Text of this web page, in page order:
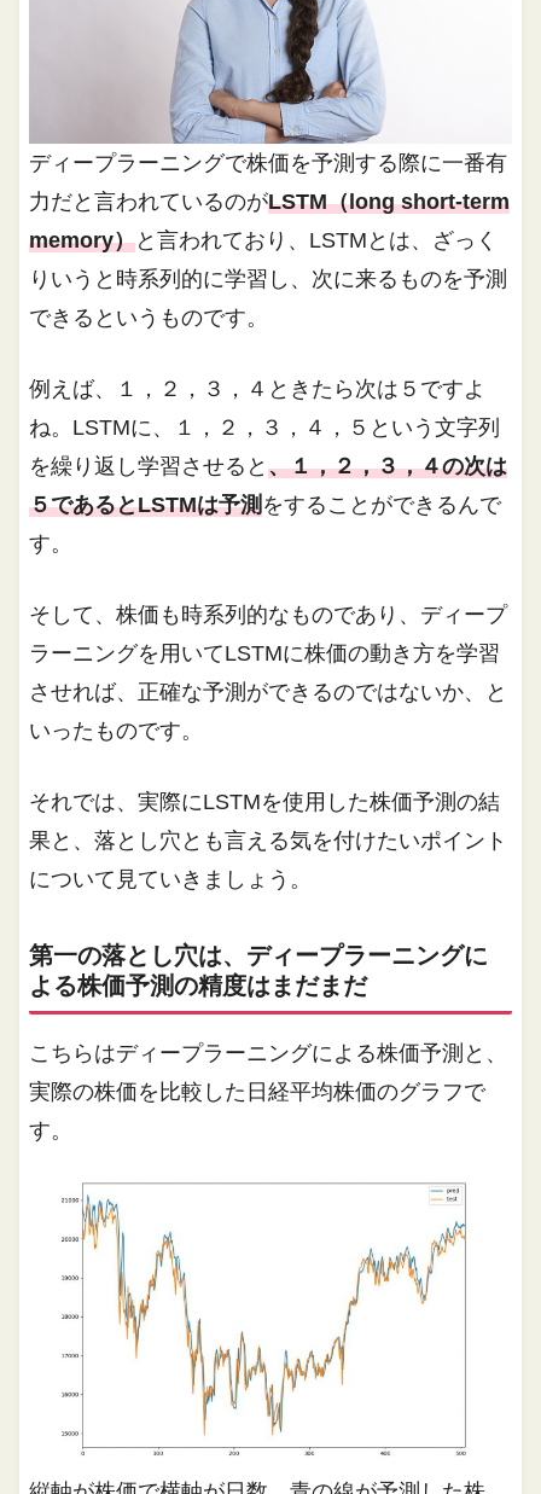
ディープラーニングで株価を予測する際に一番有
力だと言われているのがLSTM（long short-term
memory）と言われており、LSTMとは、ざっく
りいうと時系列的に学習し、次に来るものを予測
できるというものです。
例えば、１，２，３，４ときたら次は５ですよ
ね。LSTMに、１，２，３，４，５という文字列
を繰り返し学習させると、１，２，３，４の次は
５であるとLSTMは予測 をすることができるんで
す。
そして、株価も時系列的なものであり、ディープ
ラーニングを用いてLSTMに株価の動き方を学習
させれば、正確な予測ができるのではないか、と
いったものです。
それでは、実際にLSTMを使用した株価予測の結
果と、落とし穴とも言える気を付けたいポイント
について見ていきましょう。
第一の落とし穴は、ディープラーニングに
よる株価予測の精度はまだまだ
こちらはディープラーニングによる株価予測と、
実際の株価を比較した日経平均株価のグラフで
す。